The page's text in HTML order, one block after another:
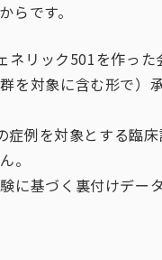
らです。
リック501を作っ
を対象に含む形で）
例を対象とする臨床
。
に基づく裏付けデー